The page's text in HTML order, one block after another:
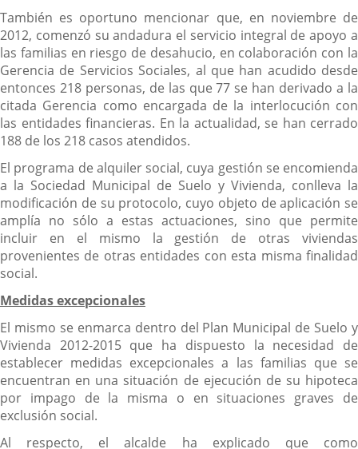
También es oportuno mencionar que, en noviembre de
2012, comenzó su andadura el servicio integral de apoyo a
las familias en riesgo de desahucio, en colaboración con la
Gerencia de Servicios Sociales, al que han acudido desde
entonces 218 personas, de las que 77 se han derivado a la
citada Gerencia como encargada de la interlocución con
las entidades financieras. En la actualidad, se han cerrado
188 de los 218 casos atendidos.
El programa de alquiler social, cuya gestión se encomienda
a la Sociedad Municipal de Suelo y Vivienda, conlleva la
modificación de su protocolo, cuyo objeto de aplicación se
amplía no sólo a estas actuaciones, sino que permite
incluir en el mismo la gestión de otras viviendas
provenientes de otras entidades con esta misma finalidad
social.
Medidas excepcionales
El mismo se enmarca dentro del Plan Municipal de Suelo y
Vivienda 2012-2015 que ha dispuesto la necesidad de
establecer medidas excepcionales a las familias que se
encuentran en una situación de ejecución de su hipoteca
por impago de la misma o en situaciones graves de
exclusión social.
Al respecto, el alcalde ha explicado que como